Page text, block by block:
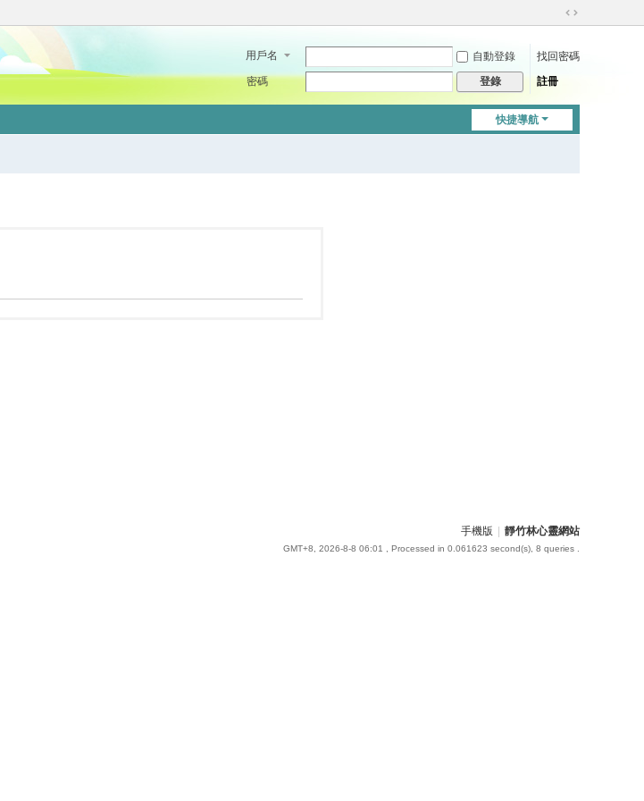
切
到
用戶名 自動登錄
找回密碼
密碼
登錄 註冊
快捷導航
手機版 靜竹林心靈網站
GMT+8, 2026-8-8 06:01 , Processed in 0.061623 second(s), 8 queries .